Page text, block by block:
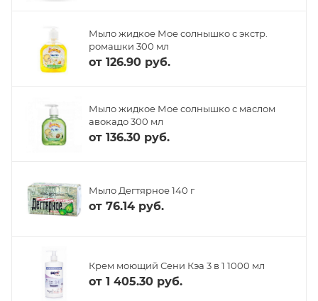
Мыло жидкое Мое солнышко с экстр.
ромашки 300 мл
от 126.90 руб.
Мыло жидкое Мое солнышко с маслом
авокадо 300 мл
от 136.30 руб.
Мыло Дегтярное 140 г
от 76.14 руб.
Крем моющий Сени Кэа 3 в 1 1000 мл
от 1 405.30 руб.